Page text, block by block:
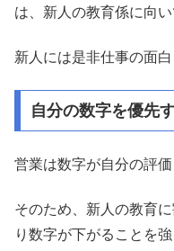
は、新人の教育係に向い
新人には是非仕事の面
自分の数字を優先
営業は数字が自分の評価
そのため、新人の教育
り数字が下がることを